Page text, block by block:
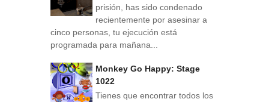
prisión, has sido condenado
recientemente por asesinar a
cinco personas, tu ejecución está
programada para mañana...
Monkey Go Happy: Stage
1022
Tienes que encontrar todos los